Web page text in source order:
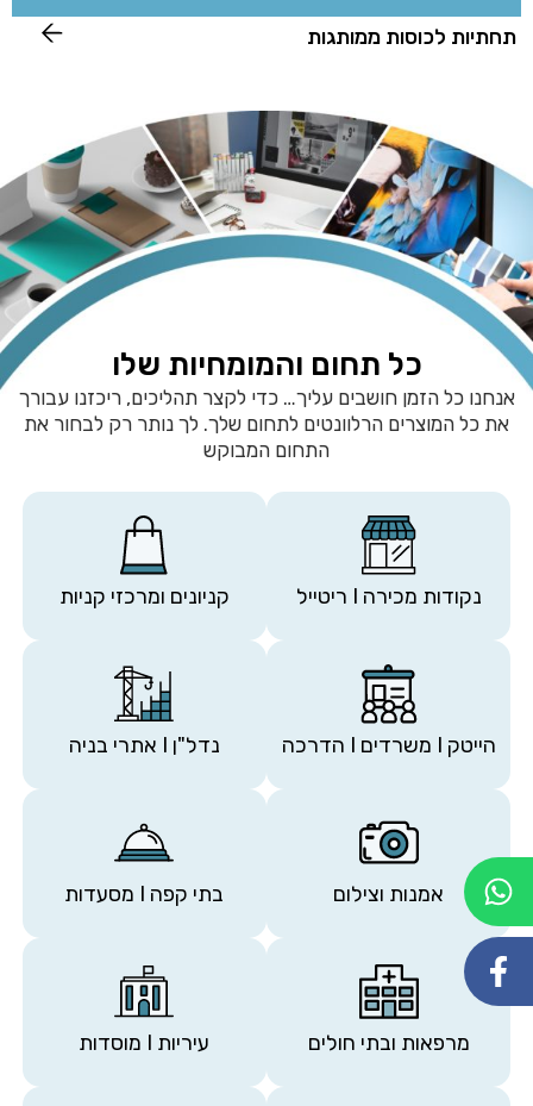
תחתיות לכוסות ממותגות
כל תחום והמומחיות שלו
אנחנו כל הזמן חושבים עליך… כדי לקצר תהליכים, ריכזנו עבורך
את כל המוצרים הרלוונטים לתחום שלך. לך נותר רק לבחור את
התחום המבוקש
נקודות מכירה I ריטייל קניונים ומרכזי קניות
הייטק I משרדים I הדרכה נדל"ן I אתרי בניה
אמנות וצילום בתי קפה I מסעדות
מרפאות ובתי חולים עיריות I מוסדות